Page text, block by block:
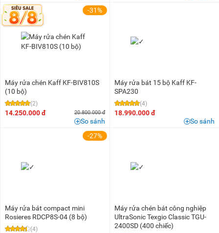
-31%
Máy rửa chén Kaff KF-BIV810S
(10 bộ)
(2)
14.250.000 đ 20.800.000 đ
So sánh
Máy rửa bát 15 bộ Kaff KF-
SPA230
(4)
18.990.000 đ
So sánh
-27%
Máy rửa bát compact mini
Rosieres RDCP8S-04 (8 bộ)
(4)
Máy rửa chén bát công nghiệp
UltraSonic Texgio Classic TGU-
2400SD (400 chiếc)